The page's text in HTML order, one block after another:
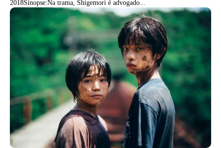
2018Sinopse:Na trama, Shigemori é advogado...